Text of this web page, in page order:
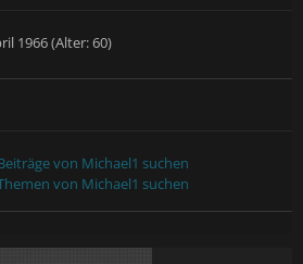
1966 (Alter: 60)
von Michael1 suchen
von Michael1 suchen